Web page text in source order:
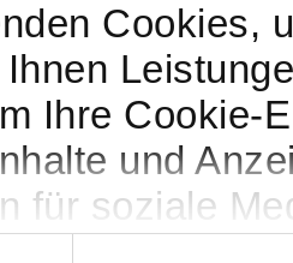
Cookies,
Ihre Cookie-
und
für soziale